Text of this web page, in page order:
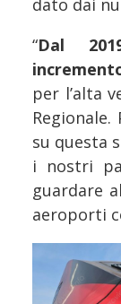
dato dai
“Dal
per l’alta
su questa
i nostri
guardare
aeroporti